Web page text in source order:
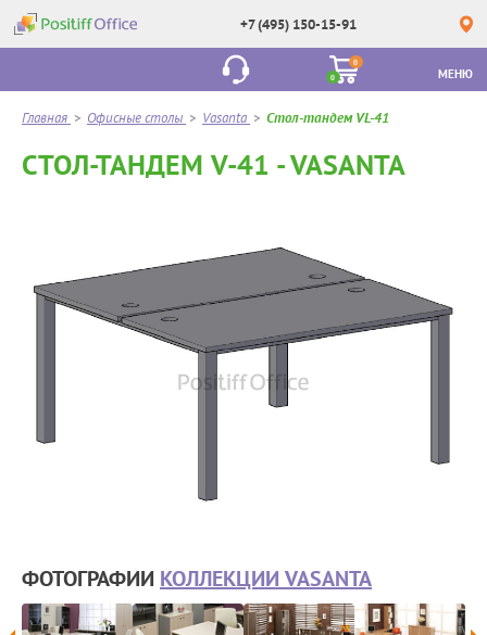
+7 (495) 150-15-91
0
0
МЕНЮ
Главная > Офисные столы > Vasanta > Стол-тандем VL-41
СТОЛ-ТАНДЕМ V-41 - VASANTA
ФОТОГРАФИИ КОЛЛЕКЦИИ VASANTA